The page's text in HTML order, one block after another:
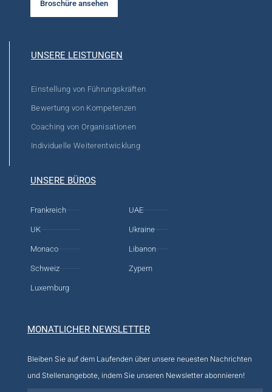
Broschüre ansehen
UNSERE LEISTUNGEN
Einstellung von Führungskräften
Bewertung von Kompetenzen
Coaching von Organisationen
Individuelle Weiterentwicklung
UNSERE BÜROS
Frankreich
UK
Monaco
Schweiz
Luxemburg
UAE
Ukraine
Libanon
Zypern
MONATLICHER NEWSLETTER
Bleiben Sie auf dem Laufenden über unsere neuesten Nachrichten
und Stellenangebote, indem Sie unseren Newsletter abonnieren!